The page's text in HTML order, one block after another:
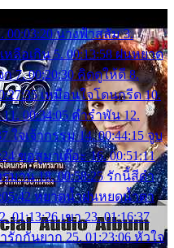
00:03:20 นางฟ้าสลัม 3.
หลือเกิน 5. 00:13:58 ฝนหยาด
7. 00:20:30 คิดดูให้ดี 8.
เหมือนใจโดนกรีด 10.
00:34:05 คำรำพัน 12.
ใจเจ้ากรรม 14. 00:44:15 จูบ
ขอสูมาเต๊อะ 16. 00:51:11
มาน 18. 00:58:25 รักนี้สีดำ
หยาดน้ำฝนหยดน้ำตา
01:13:26 เขา 23. 01:16:37
รักกันยาก 25. 01:23:06 หัวใจ